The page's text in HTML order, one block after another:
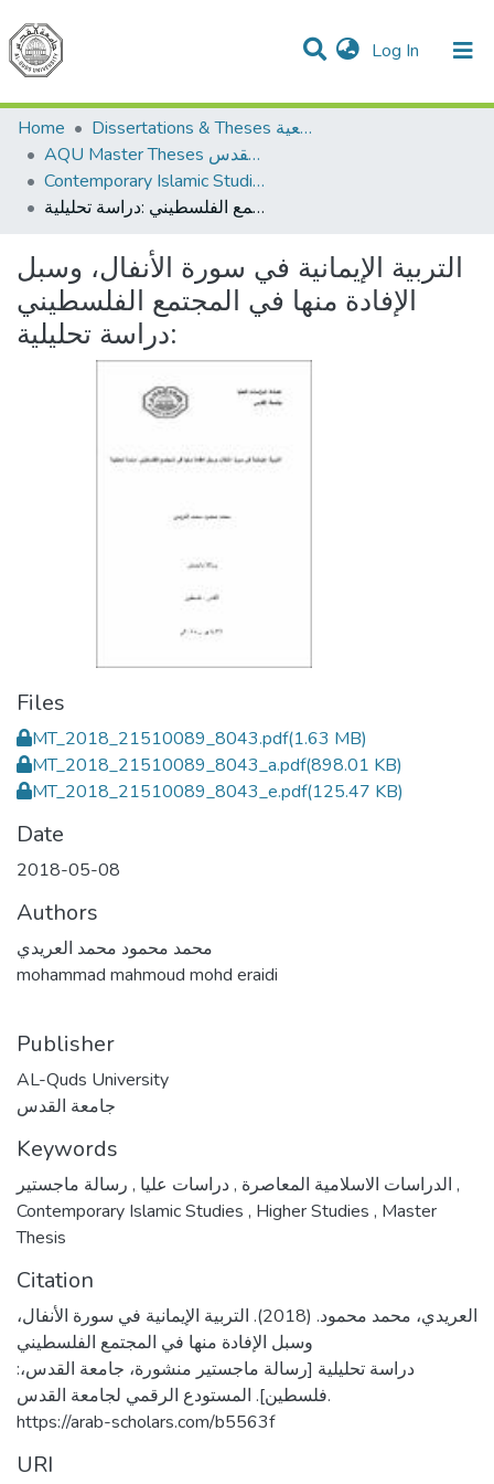
Log In (current)
Communities & Collections
All of DSpace
Home
Dissertations & Theses الرسائل الجامعية
AQU Master Theses الرسائل الجامعية الخاصة بجامعة القدس
Contemporary Islamic Studies الدراسات الإسلامية المعاصرة
التربية الإيمانية في سورة الأنفال، وسبل الإفادة منها في المجتمع الفلسطيني :دراسة تحليلية
التربية الإيمانية في سورة الأنفال، وسبل
الإفادة منها في المجتمع الفلسطيني
:دراسة تحليلية
Files
MT_2018_21510089_8043.pdf(1.63 MB)
MT_2018_21510089_8043_a.pdf(898.01 KB)
MT_2018_21510089_8043_e.pdf(125.47 KB)
Date
2018-05-08
Authors
محمد محمود محمد العريدي
mohammad mahmoud mohd eraidi
Publisher
AL-Quds University
جامعة القدس
Keywords
الدراسات الاسلامية المعاصرة ,دراسات عليا ,
,
Contemporary Islamic Studies , Higher Studies , Master
Thesis
Citation
العريدي، محمد محمود. (2018). التربية الإيمانية في سورة الأنفال،
وسبل الإفادة منها في المجتمع الفلسطيني
:دراسة تحليلية [رسالة ماجستير منشورة، جامعة القدس،
فلسطين]. المستودع الرقمي لجامعة القدس.
https://arab-scholars.com/b5563f
URI